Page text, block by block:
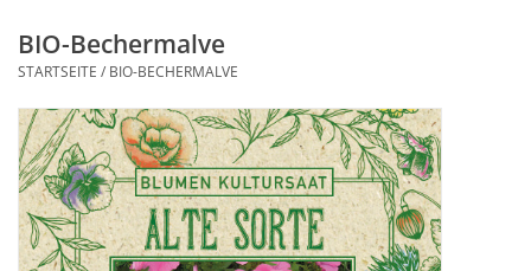
Kräuter
Für Kinder
Geschenkideen
BIO-Bechermalve
STARTSEITE / BIO-BECHERMALVE